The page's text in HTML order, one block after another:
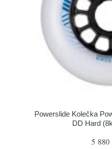
Powerslide Kolečka
DD Hard
5